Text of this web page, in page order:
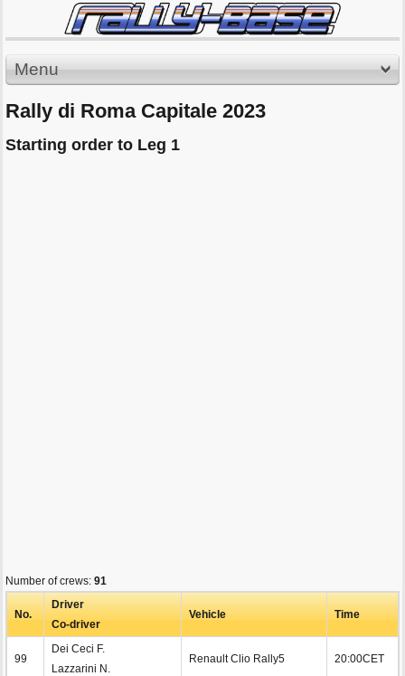
Menu
Rally di Roma Capitale 2023
Starting order to Leg 1
Number of crews: 91
No.
Driver
Co-driver
Vehicle Time
99
Dei Ceci F.
Lazzarini N.
Renault Clio Rally5 20:00CET